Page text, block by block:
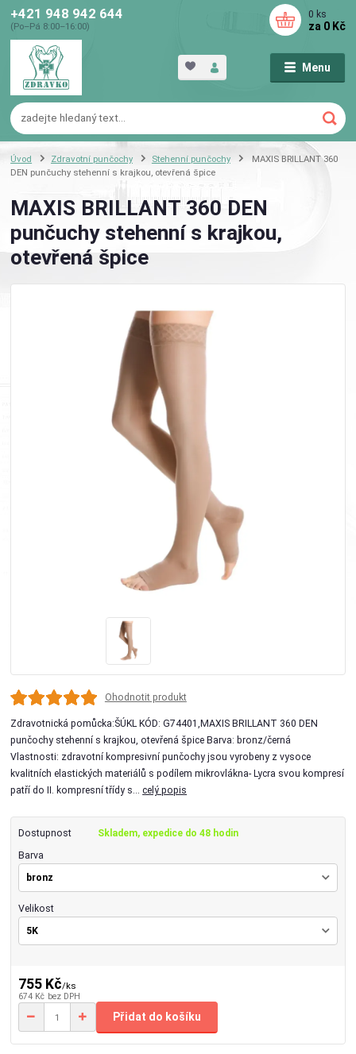
Menu
+421 948 942 644
(Po–Pá 8:00–16:00)
0 ks
za 0 Kč
Úvod Zdravotní punčochy Stehenní punčochy
MAXIS BRILLANT 360
DEN punčuchy stehenní s krajkou, otevřená špice
MAXIS BRILLANT 360 DEN
punčuchy stehenní s krajkou,
otevřená špice
Ohodnotit produkt
Zdravotnická pomůcka:ŠÚKL KÓD: G74401,MAXIS BRILLANT 360 DEN
punčochy stehenní s krajkou, otevřená špice Barva: bronz/černá
Vlastnosti: zdravotní kompresivní punčochy jsou vyrobeny z vysoce
kvalitních elastických materiálů s podílem mikrovlákna- Lycra svou kompresí
patří do II. kompresní třídy s...celý popis
Dostupnost Skladem, expedice do 48 hodin
Barva
Velikost
755 Kč/ks
674 Kč bez DPH
Přidat do košíku